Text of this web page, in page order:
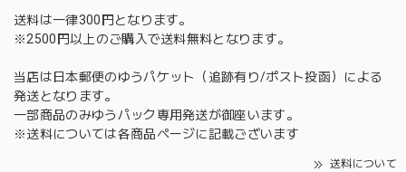
送料は一律300円となります。
※2500円以上のご購入で送料無料となります。
当店は日本郵便のゆうパケット（追跡有り/ポスト投函）による
発送となります。
一部商品のみゆうパック専用発送が御座います。
※送料については各商品ページに記載ございます
送料について